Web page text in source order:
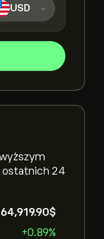
USD
ostatnich 24
64,919.90‎$‎
+0.89%